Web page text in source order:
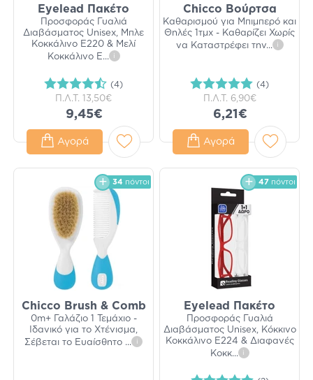
Eyelead Πακέτο
Προσφοράς Γυαλιά
Διαβάσματος Unisex, Μπλε
Κοκκάλινο Ε220 & Μελί
Κοκκάλινο Ε... i
(4)
Π.Λ.Τ. 13,50€
9,45€
Αγορά
Chicco Βούρτσα
Καθαρισμού για Μπιμπερό και
Θηλές 1τμχ - Καθαρίζει Χωρίς
να Καταστρέφει την... i
(4)
Π.Λ.Τ. 6,90€
6,21€
Αγορά
34 πόντοι
Chicco Brush & Comb
0m+ Γαλάζιο 1 Τεμάχιο -
Ιδανικό για το Χτένισμα,
Σέβεται το Ευαίσθητο ... i
47 πόντοι
Eyelead Πακέτο
Προσφοράς Γυαλιά
Διαβάσματος Unisex, Κόκκινο
Κοκκάλινο Ε224 & Διαφανές
Κοκκ... i